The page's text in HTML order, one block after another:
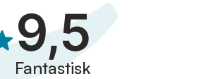
9,5
Fantastisk